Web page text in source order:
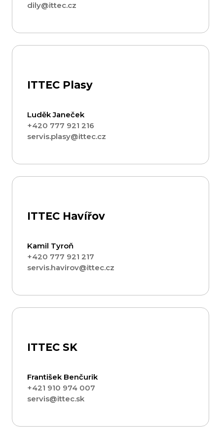
dily@ittec.cz
ITTEC Plasy
Luděk Janeček
+420 777 921 216
servis.plasy@ittec.cz
ITTEC Havířov
Kamil Tyroň
+420 777 921 217
servis.havirov@ittec.cz
ITTEC SK
František Benčurik
+421 910 974 007
servis@ittec.sk